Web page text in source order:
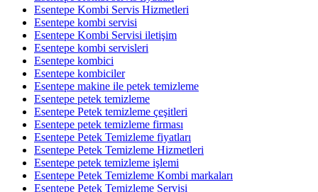
Esentepe Kombi Servis Hizmetleri
Esentepe kombi servisi
Esentepe Kombi Servisi iletişim
Esentepe kombi servisleri
Esentepe kombici
Esentepe kombiciler
Esentepe makine ile petek temizleme
Esentepe petek temizleme
Esentepe Petek temizleme çeşitleri
Esentepe petek temizleme firması
Esentepe Petek Temizleme fiyatları
Esentepe Petek Temizleme Hizmetleri
Esentepe petek temizleme işlemi
Esentepe Petek Temizleme Kombi markaları
Esentepe Petek Temizleme Servisi